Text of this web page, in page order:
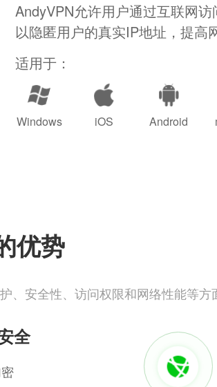
AndyVPN允许用户通过互联网
以隐匿用户的真实IP地址，提高
适用于：
Windows iOS Android
优势
、安全性、访问权限和网络性能等方
全